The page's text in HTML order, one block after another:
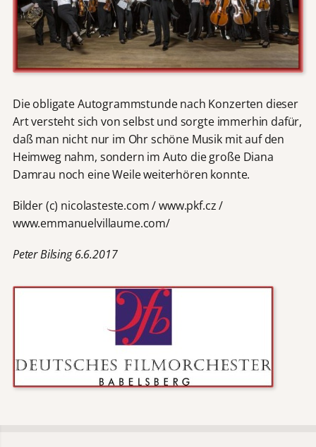
Die obligate Autogrammstunde nach Konzerten dieser
Art versteht sich von selbst und sorgte immerhin dafür,
daß man nicht nur im Ohr schöne Musik mit auf den
Heimweg nahm, sondern im Auto die große Diana
Damrau noch eine Weile weiterhören konnte.
Bilder (c) nicolasteste.com / www.pkf.cz /
www.emmanuelvillaume.com/
Peter Bilsing 6.6.2017